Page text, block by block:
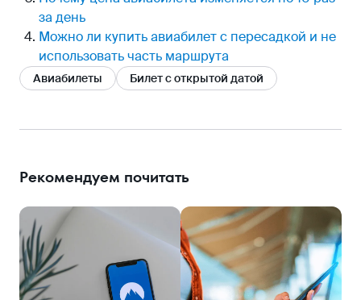
за день
Можно ли купить авиабилет с пересадкой и не
использовать часть маршрута
Авиабилеты Билет с открытой датой
Рекомендуем почитать